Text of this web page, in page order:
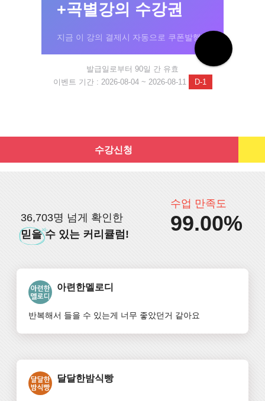
+곡별강의 수강권
지금 이 강의 결제시 자동으로 쿠폰발행!
발급일로부터 90일 간 유효
이벤트 기간 : 2026-08-04 ~ 2026-08-11
D-1
수강신청
36,703명 넘게 확인한
믿을수 있는 커리큘럼!
수업 만족도
99.00%
아련한멜로디
반복해서 들을 수 있는게 너무 좋았던거 같아요
달달한밤식빵